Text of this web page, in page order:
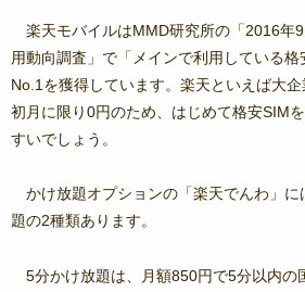
楽天モバイルはMMD研究所の「2016年
用動向調査」で「メインで利用している格
No.1を獲得しています。楽天といえば大
初月に限り0円のため、はじめて格安SIM
すいでしょう。
かけ放題オプションの「楽天でんわ」
題の2種類あります。
5分かけ放題は、月額850円で5分以内の